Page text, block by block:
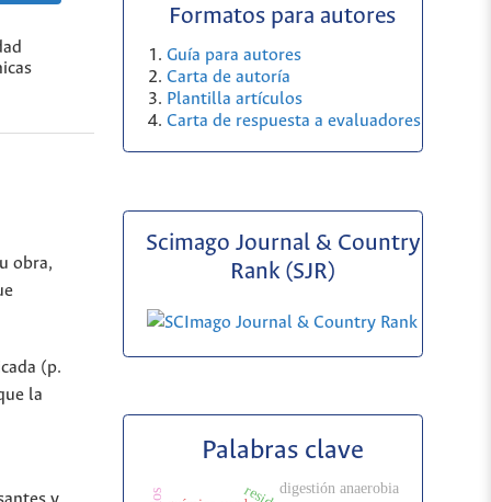
obra,
(p.
la
Formatos para autores
Guía para autores
Carta de autoría
Plantilla artículos
Carta de respuesta a evaluadores
Scimago Journal & Country
Rank (SJR)
Palabras clave
digestión anaerobia